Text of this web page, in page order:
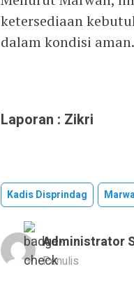
ketersediaan
dalam kondisi aman.
Laporan : Zikri
Kadis Disprindag
Administrator
Penulis